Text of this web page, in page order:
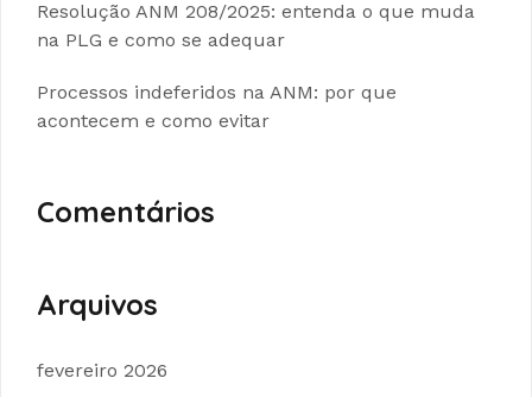
Resolução ANM 208/2025: entenda o que muda
na PLG e como se adequar
Processos indeferidos na ANM: por que
acontecem e como evitar
Comentários
Arquivos
fevereiro 2026